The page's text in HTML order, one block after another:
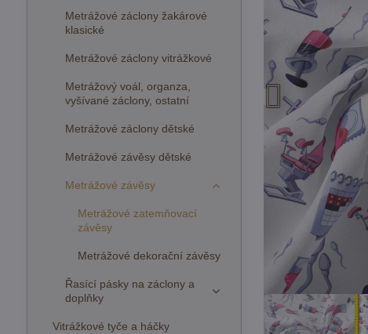
Metrážové záclony žakárové
klasické
Metrážové záclony vitrážkové
Metrážový voál, organza,
vyšívané záclony, ostatní
Metrážové záclony dětské
Metrážové závěsy dětské
Metrážové závěsy
Metrážové zatemňovací
závěsy
Metrážové dekorační závěsy
Řasící pásky na záclony a
doplňky
Vitrážkové tyče a háčky